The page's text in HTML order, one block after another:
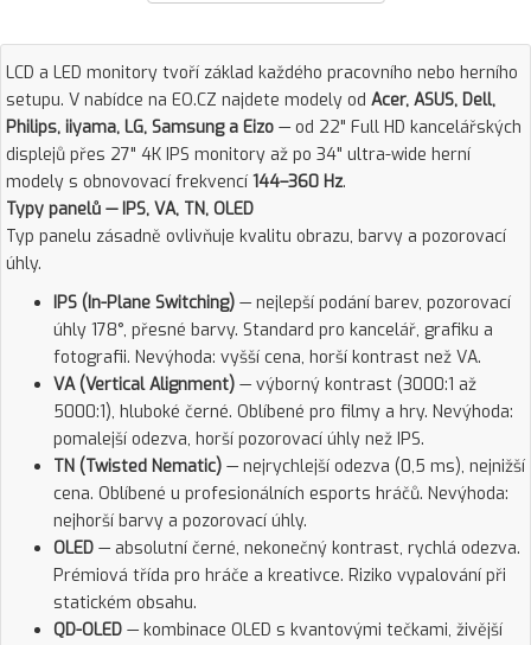
LCD a LED monitory tvoří základ každého pracovního nebo herního
setupu. V nabídce na EO.CZ najdete modely od Acer, ASUS, Dell,
Philips, iiyama, LG, Samsung a Eizo — od 22" Full HD kancelářských
displejů přes 27" 4K IPS monitory až po 34" ultra-wide herní
modely s obnovovací frekvencí 144–360 Hz.
Typy panelů — IPS, VA, TN, OLED
Typ panelu zásadně ovlivňuje kvalitu obrazu, barvy a pozorovací
úhly.
IPS (In-Plane Switching) — nejlepší podání barev, pozorovací
úhly 178°, přesné barvy. Standard pro kancelář, grafiku a
fotografii. Nevýhoda: vyšší cena, horší kontrast než VA.
VA (Vertical Alignment) — výborný kontrast (3000:1 až
5000:1), hluboké černé. Oblíbené pro filmy a hry. Nevýhoda:
pomalejší odezva, horší pozorovací úhly než IPS.
TN (Twisted Nematic) — nejrychlejší odezva (0,5 ms), nejnižší
cena. Oblíbené u profesionálních esports hráčů. Nevýhoda:
nejhorší barvy a pozorovací úhly.
OLED — absolutní černé, nekonečný kontrast, rychlá odezva.
Prémiová třída pro hráče a kreativce. Riziko vypalování při
statickém obsahu.
QD-OLED — kombinace OLED s kvantovými tečkami, živější